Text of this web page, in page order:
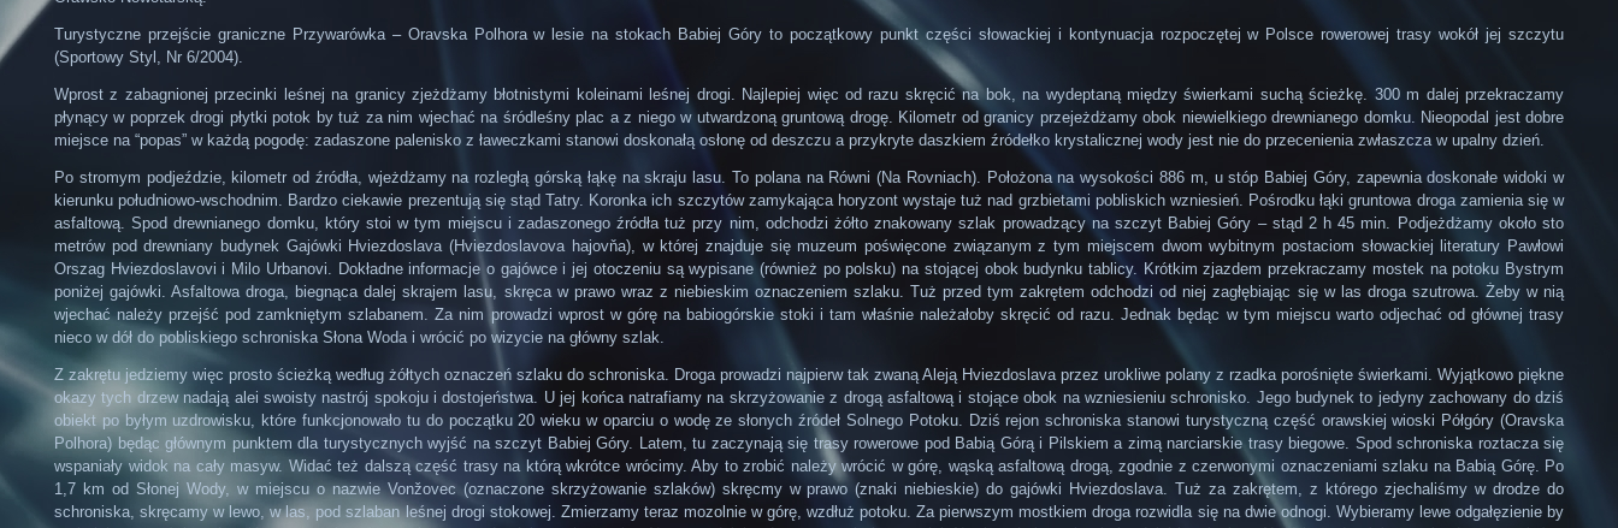
Turystyczne przejście graniczne Przywarówka – Oravska Polhora w lesie na stokach Babiej Góry to początkowy punkt części słowackiej i kontynuacja rozpoczętej w Polsce rowerowej trasy wokół jej szczytu
(Sportowy Styl, Nr 6/2004).
Wprost z zabagnionej przecinki leśnej na granicy zjeżdżamy błotnistymi koleinami leśnej drogi. Najlepiej więc od razu skręcić na bok, na wydeptaną między świerkami suchą ścieżkę. 300 m dalej przekraczamy
płynący w poprzek drogi płytki potok by tuż za nim wjechać na śródleśny plac a z niego w utwardzoną gruntową drogę. Kilometr od granicy przejeżdżamy obok niewielkiego drewnianego domku. Nieopodal jest dobre
miejsce na “popas” w każdą pogodę: zadaszone palenisko z ławeczkami stanowi doskonałą osłonę od deszczu a przykryte daszkiem źródełko krystalicznej wody jest nie do przecenienia zwłaszcza w upalny dzień.
Po stromym podjeździe, kilometr od źródła, wjeżdżamy na rozległą górską łąkę na skraju lasu. To polana na Równi (Na Rovniach). Położona na wysokości 886 m, u stóp Babiej Góry, zapewnia doskonałe widoki w
kierunku południowo-wschodnim. Bardzo ciekawie prezentują się stąd Tatry. Koronka ich szczytów zamykająca horyzont wystaje tuż nad grzbietami pobliskich wzniesień. Pośrodku łąki gruntowa droga zamienia się w
asfaltową. Spod drewnianego domku, który stoi w tym miejscu i zadaszonego źródła tuż przy nim, odchodzi żółto znakowany szlak prowadzący na szczyt Babiej Góry – stąd 2 h 45 min. Podjeżdżamy około sto
metrów pod drewniany budynek Gajówki Hviezdoslava (Hviezdoslavova hajovňa), w której znajduje się muzeum poświęcone związanym z tym miejscem dwom wybitnym postaciom słowackiej literatury Pawłowi
Orszag Hviezdoslavovi i Milo Urbanovi. Dokładne informacje o gajówce i jej otoczeniu są wypisane (również po polsku) na stojącej obok budynku tablicy. Krótkim zjazdem przekraczamy mostek na potoku Bystrym
poniżej gajówki. Asfaltowa droga, biegnąca dalej skrajem lasu, skręca w prawo wraz z niebieskim oznaczeniem szlaku. Tuż przed tym zakrętem odchodzi od niej zagłębiając się w las droga szutrowa. Żeby w nią
wjechać należy przejść pod zamkniętym szlabanem. Za nim prowadzi wprost w górę na babiogórskie stoki i tam właśnie należałoby skręcić od razu. Jednak będąc w tym miejscu warto odjechać od głównej trasy
nieco w dół do pobliskiego schroniska Słona Woda i wrócić po wizycie na główny szlak.
Z zakrętu jedziemy więc prosto ścieżką według żółtych oznaczeń szlaku do schroniska. Droga prowadzi najpierw tak zwaną Aleją Hviezdoslava przez urokliwe polany z rzadka porośnięte świerkami. Wyjątkowo piękne
okazy tych drzew nadają alei swoisty nastrój spokoju i dostojeństwa. U jej końca natrafiamy na skrzyżowanie z drogą asfaltową i stojące obok na wzniesieniu schronisko. Jego budynek to jedyny zachowany do dziś
obiekt po byłym uzdrowisku, które funkcjonowało tu do początku 20 wieku w oparciu o wodę ze słonych źródeł Solnego Potoku. Dziś rejon schroniska stanowi turystyczną część orawskiej wioski Półgóry (Oravska
Polhora) będąc głównym punktem dla turystycznych wyjść na szczyt Babiej Góry. Latem, tu zaczynają się trasy rowerowe pod Babią Górą i Pilskiem a zimą narciarskie trasy biegowe. Spod schroniska roztacza się
wspaniały widok na cały masyw. Widać też dalszą część trasy na którą wkrótce wrócimy. Aby to zrobić należy wrócić w górę, wąską asfaltową drogą, zgodnie z czerwonymi oznaczeniami szlaku na Babią Górę. Po
1,7 km od Słonej Wody, w miejscu o nazwie Vonžovec (oznaczone skrzyżowanie szlaków) skręcmy w prawo (znaki niebieskie) do gajówki Hviezdoslava. Tuż za zakrętem, z którego zjechaliśmy w drodze do
schroniska, skręcamy w lewo, w las, pod szlaban leśnej drogi stokowej. Zmierzamy teraz mozolnie w górę, wzdłuż potoku. Za pierwszym mostkiem droga rozwidla się na dwie odnogi. Wybieramy lewe odgałęzienie by